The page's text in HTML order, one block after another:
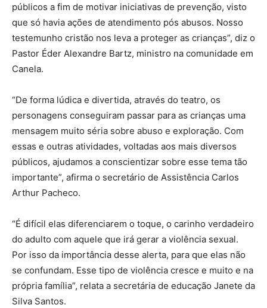
públicos a fim de motivar iniciativas de prevenção, visto
que só havia ações de atendimento pós abusos. Nosso
testemunho cristão nos leva a proteger as crianças”, diz o
Pastor Éder Alexandre Bartz, ministro na comunidade em
Canela.
“De forma lúdica e divertida, através do teatro, os
personagens conseguiram passar para as crianças uma
mensagem muito séria sobre abuso e exploração. Com
essas e outras atividades, voltadas aos mais diversos
públicos, ajudamos a conscientizar sobre esse tema tão
importante”, afirma o secretário de Assistência Carlos
Arthur Pacheco.
“É difícil elas diferenciarem o toque, o carinho verdadeiro
do adulto com aquele que irá gerar a violência sexual.
Por isso da importância desse alerta, para que elas não
se confundam. Esse tipo de violência cresce e muito e na
própria família”, relata a secretária de educação Janete da
Silva Santos.